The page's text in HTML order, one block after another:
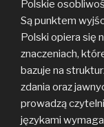
Polskie
Są punktem
Polski opiera się
znaczeniach,
bazuje na
zdania oraz
prowadzą
językami